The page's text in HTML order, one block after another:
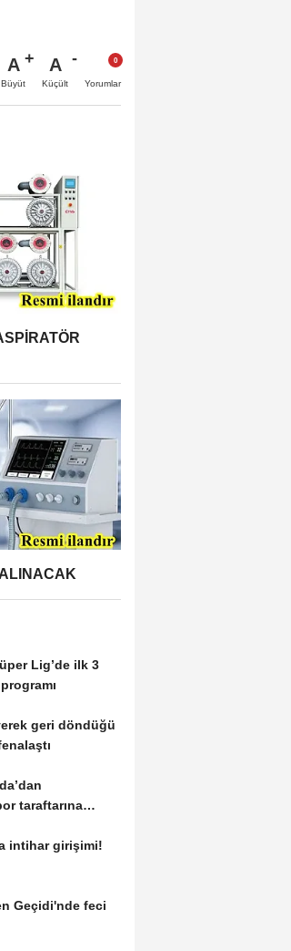
A
Büyüt
A
Küçült Yorumlar
Lig’de ilk 3
geri döndüğü
taraftarına
intihar girişimi!
Geçidi'nde feci